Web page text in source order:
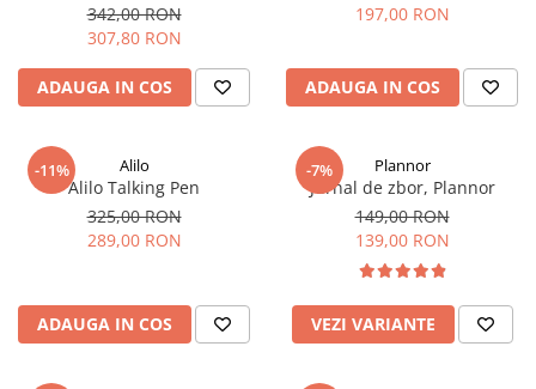
342,00 RON
307,80 RON
ADAUGA IN COS
197,00 RON
ADAUGA IN COS
-11% Alilo
Alilo Talking Pen
325,00 RON
289,00 RON
ADAUGA IN COS
-7% Plannor
Jurnal de zbor, Plannor
149,00 RON
139,00 RON
VEZI VARIANTE